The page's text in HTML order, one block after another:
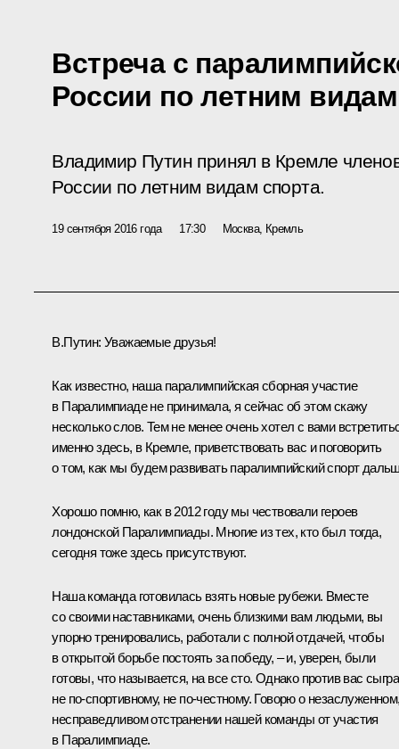
Встреча с
России по летним
Владимир Путин принял в Кремле
России по летним видам спорта.
19 сентября 2016 года 17:30 Москва, Кремль
В.Путин: Уважаемые друзья!
Как известно, наша паралимпийская сборная участие
в Паралимпиаде не принимала, я сейчас об этом скажу
несколько слов. Тем не менее очень хотел с вами
именно здесь, в Кремле, приветствовать вас и поговорить
о том, как мы будем развивать паралимпийский спорт
Хорошо помню, как в 2012 году мы чествовали героев
лондонской Паралимпиады. Многие из тех, кто был тогда,
сегодня тоже здесь присутствуют.
Наша команда готовилась взять новые рубежи. Вместе
со своими наставниками, очень близкими вам людьми, вы
упорно тренировались, работали с полной отдачей, чтобы
в открытой борьбе постоять за победу, – и, уверен, были
готовы, что называется, на все сто. Однако против вас
не по‑спортивному, не по‑честному. Говорю о
несправедливом отстранении нашей команды от участия
в Паралимпиаде.